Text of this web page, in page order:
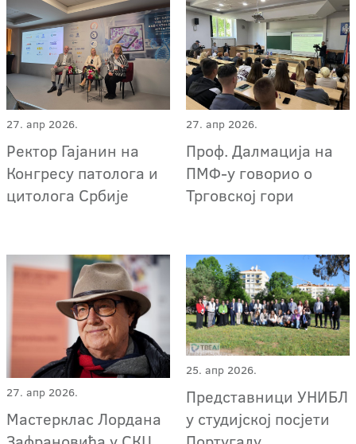
27. апр 2026.
Ректор Гајанин на
Конгресу патолога и
цитолога Србије
27. апр 2026.
Проф. Далмација на
ПМФ-у говорио о
Трговској гори
27. апр 2026.
Мастерклас Лордана
25. апр 2026.
Представници УНИБЛ
у студијској посјети